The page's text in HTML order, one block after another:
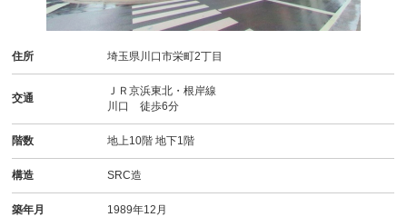
住所 埼玉県川口市栄町2丁目
交通
ＪＲ京浜東北・根岸線
川口 徒歩6分
階数 地上10階 地下1階
構造 SRC造
築年月 1989年12月